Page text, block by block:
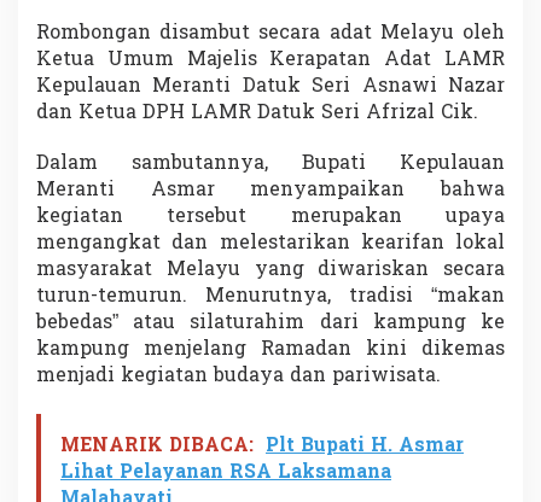
i
A
d
a
t
e
r
a
n
i
M
e
r
i
Rombongan disambut secara adat Melayu oleh
Ketua Umum Majelis Kerapatan Adat LAMR
Kepulauan Meranti Datuk Seri Asnawi Nazar
dan Ketua DPH LAMR Datuk Seri Afrizal Cik.
Dalam sambutannya, Bupati Kepulauan
Meranti Asmarmenyampaikan bahwa
kegiatan tersebut merupakan upaya
mengangkat dan melestarikan kearifan lokal
masyarakat Melayu yang diwariskan secara
turun-temurun. Menurutnya, tradisi “makan
bebedas” atau silaturahim dari kampung ke
kampung menjelang Ramadan kini dikemas
menjadi kegiatan budaya dan pariwisata.
MENARIK DIBACA: Plt Bupati H. Asmar
Lihat Pelayanan RSA Laksamana